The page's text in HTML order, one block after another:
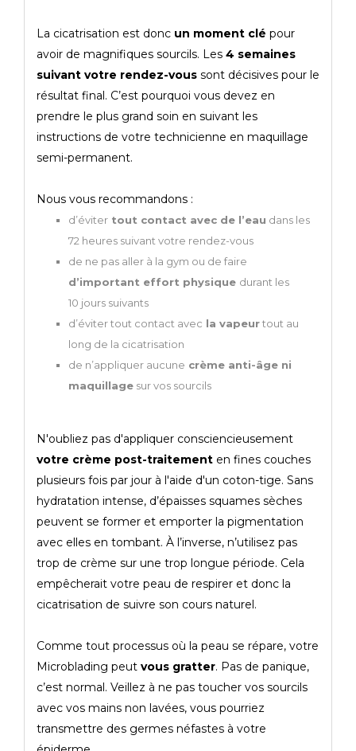
La cicatrisation est donc un moment clé pour
avoir de magnifiques sourcils. Les 4 semaines
suivant votre rendez-vous sont décisives pour le
résultat final. C’est pourquoi vous devez en
prendre le plus grand soin en suivant les
instructions de votre technicienne en maquillage
semi-permanent.
Nous vous recommandons :
d’éviter tout contact avec de l’eau dans les
72 heures suivant votre rendez-vous
de ne pas aller à la gym ou de faire
d’important effort physique durant les
10 jours suivants
d’éviter tout contact avec la vapeurtout au
long de la cicatrisation
de n’appliquer aucune crème anti-âge ni
maquillage sur vos sourcils
N'oubliez pas d'appliquer consciencieusement
votre crème post-traitement en fines couches
plusieurs fois par jour à l'aide d'un coton-tige. Sans
hydratation intense, d’épaisses squames sèches
peuvent se former et emporter la pigmentation
avec elles en tombant. À l’inverse, n’utilisez pas
trop de crème sur une trop longue période. Cela
empêcherait votre peau de respirer et donc la
cicatrisation de suivre son cours naturel.
Comme tout processus où la peau se répare, votre
Microblading peut vous gratter. Pas de panique,
c’est normal. Veillez à ne pas toucher vos sourcils
avec vos mains non lavées, vous pourriez
transmettre des germes néfastes à votre